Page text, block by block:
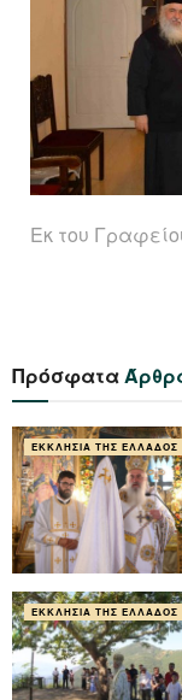
Εκ του
Πρόσφατα
ΕΚΚΛΗΣΊΑ ΤΗΣ ΕΛΛΆΔΟΣ
ΕΚΚΛΗΣΊΑ ΤΗΣ ΕΛΛΆΔΟΣ